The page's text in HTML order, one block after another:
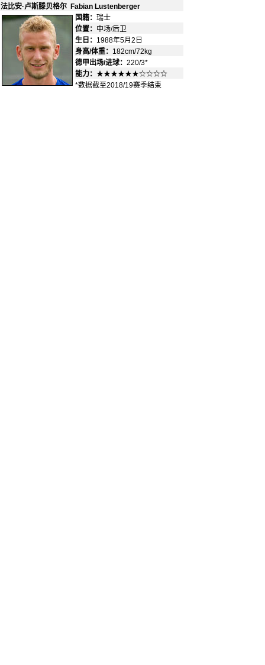
法比安·卢斯滕贝格尔 Fabian Lustenberger
国籍： 瑞士
位置： 中场/后卫
生日： 1988年5月2日
身高/体重： 182cm/72kg
德甲出场/进球： 220/3*
能力： ★★★★★★☆☆☆☆
*数据截至2018/19赛季结束